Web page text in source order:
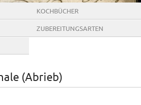
KOCHBÜCHER
ZUBEREITUNGSARTEN
(Abrieb)